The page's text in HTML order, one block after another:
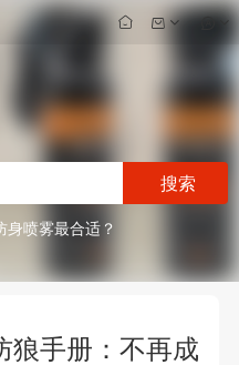
搜索
安全保障！
喷雾最合适？
狼手册：不再成